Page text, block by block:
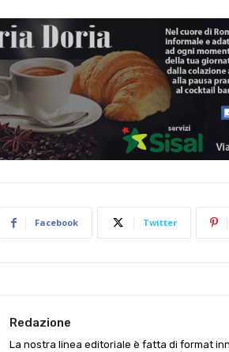
Facebook Twitter
Redazione
La nostra linea editoriale è fatta di format